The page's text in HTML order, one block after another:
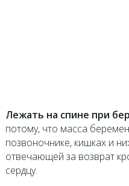
Лежать на спине при
потому, что масса
позвоночнике, кишках и
отвечающей за возврат
сердцу.